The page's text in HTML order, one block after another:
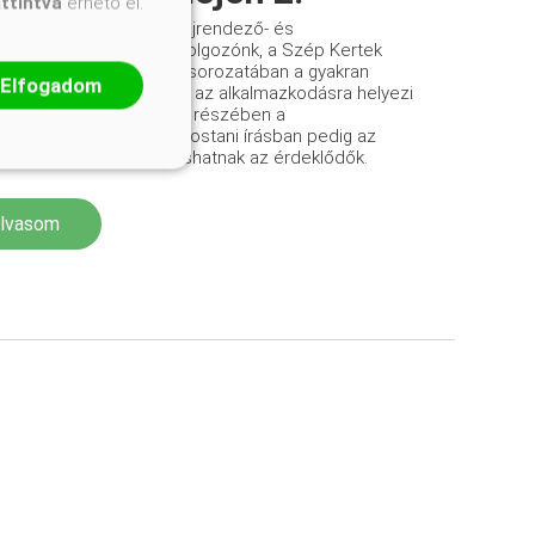
Ákos okleveles tájrendező- és
korábbi szakdolgozónk, a Szép Kertek
számára írott cikksorozatában a gyakran
megelőzés helyett az alkalmazkodásra helyezi
A cikksorozat előző részében a
esett szó, a mostani írásban pedig az
ciprusokról olvashatnak az érdeklődők.
Elfogadom